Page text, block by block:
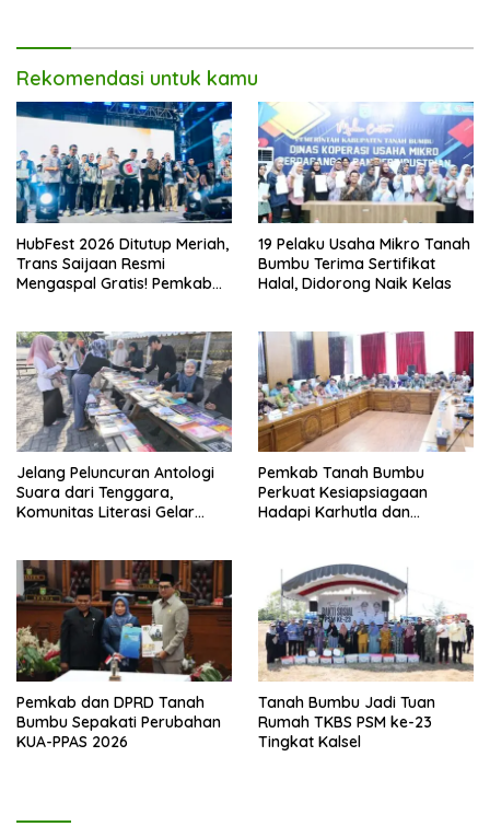
Rekomendasi untuk kamu
HubFest 2026 Ditutup Meriah,
Trans Saijaan Resmi
Mengaspal Gratis! Pemkab
19 Pelaku Usaha Mikro Tanah
Bumbu Terima Sertifikat
Halal, Didorong Naik Kelas
Jelang Peluncuran Antologi
Suara dari Tenggara,
Komunitas Literasi Gelar
Pemkab Tanah Bumbu
Perkuat Kesiapsiagaan
Hadapi Karhutla dan
Pemkab dan DPRD Tanah
Bumbu Sepakati Perubahan
KUA-PPAS 2026
Tanah Bumbu Jadi Tuan
Rumah TKBS PSM ke-23
Tingkat Kalsel